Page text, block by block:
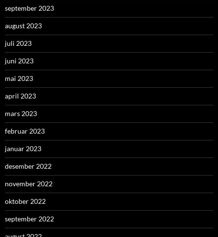
september 2023
august 2023
juli 2023
juni 2023
mai 2023
april 2023
mars 2023
februar 2023
januar 2023
desember 2022
november 2022
oktober 2022
september 2022